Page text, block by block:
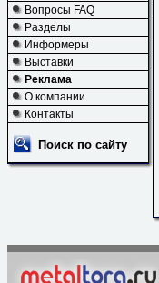
Вопросы FAQ
Разделы
Информеры
Выставки
Реклама
О компании
Контакты
Поиск по сайту